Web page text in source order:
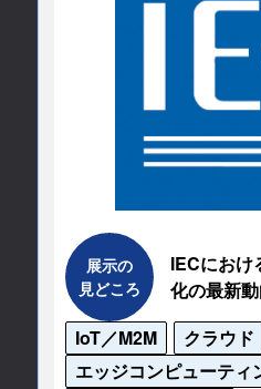
テム開発まで、伴走し
NCDC株式会社
所在地
〒1000005
東京都千代田区丸の内
岸本ビルヂング6F
TEL
展示の
見どころ
IECにおけ
化の最新
IoT／M2M
クラウド
エッジコンピューティ